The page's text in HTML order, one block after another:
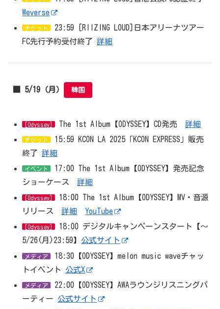
Weverse
チケット
23:59 [RIIZING LOUD]日本アリーナツアー
FC先行予約受付終了詳細
■ 5/19（月） 韓国
[Odyssey] The 1st Album【ODYSSEY】CD発売詳細
チケット
15:59 KCON LA 2025「KCON EXPRESS」販売
終了詳細
イベント
17:00 The 1st Album【ODYSSEY】発売記念
ショーケース詳細
[Odyssey]
18:00 The 1st Album【ODYSSEY】MV・音源
リリース詳細 YouTube
[Odyssey]
18:00 デジタルキャンペーンスタート【～
5/26(月)23:59】 公式サイト
メディア
18:30【ODYSSEY】melon music waveチャッ
トイベント 公式X
メディア
22:00【ODYSSEY】AWAラウンジリスニングパ
ーティー 公式サイト